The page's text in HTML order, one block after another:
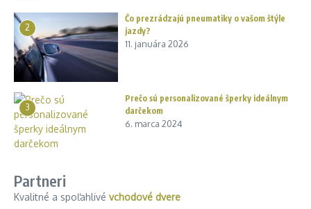
2
Čo prezrádzajú pneumatiky o vašom štýle
jazdy?
11. januára 2026
3
Prečo sú personalizované šperky ideálnym
darčekom
6. marca 2024
Partneri
Kvalitné a spoľahlivé vchodové dvere